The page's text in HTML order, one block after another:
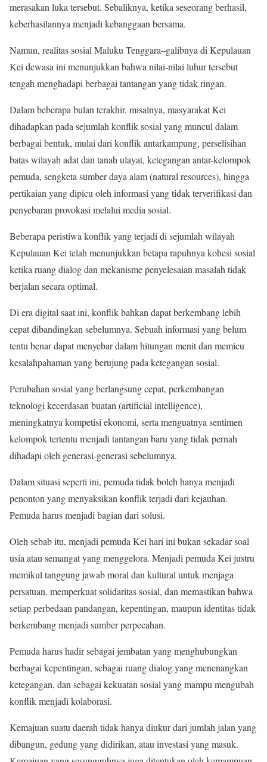
merasakan luka tersebut. Sebaliknya, ketika seseorang berhasil,
keberhasilannya menjadi kebanggaan bersama.
Namun, realitas sosial Maluku Tenggara–galibnya di Kepulauan
Kei dewasa ini menunjukkan bahwa nilai-nilai luhur tersebut
tengah menghadapi berbagai tantangan yang tidak ringan.
Dalam beberapa bulan terakhir, misalnya, masyarakat Kei
dihadapkan pada sejumlah konflik sosial yang muncul dalam
berbagai bentuk, mulai dari konflik antarkampung, perselisihan
batas wilayah adat dan tanah ulayat, ketegangan antar-kelompok
pemuda, sengketa sumber daya alam (natural resources), hingga
pertikaian yang dipicu oleh informasi yang tidak terverifikasi dan
penyebaran provokasi melalui media sosial.
Beberapa peristiwa konflik yang terjadi di sejumlah wilayah
Kepulauan Kei telah menunjukkan betapa rapuhnya kohesi sosial
ketika ruang dialog dan mekanisme penyelesaian masalah tidak
berjalan secara optimal.
Di era digital saat ini, konflik bahkan dapat berkembang lebih
cepat dibandingkan sebelumnya. Sebuah informasi yang belum
tentu benar dapat menyebar dalam hitungan menit dan memicu
kesalahpahaman yang berujung pada ketegangan sosial.
Perubahan sosial yang berlangsung cepat, perkembangan
teknologi kecerdasan buatan (artificial intelligence),
meningkatnya kompetisi ekonomi, serta menguatnya sentimen
kelompok tertentu menjadi tantangan baru yang tidak pernah
dihadapi oleh generasi-generasi sebelumnya.
Dalam situasi seperti ini, pemuda tidak boleh hanya menjadi
penonton yang menyaksikan konflik terjadi dari kejauhan.
Pemuda harus menjadi bagian dari solusi.
Oleh sebab itu, menjadi pemuda Kei hari ini bukan sekadar soal
usia atau semangat yang menggelora. Menjadi pemuda Kei justru
memikul tanggung jawab moral dan kultural untuk menjaga
persatuan, memperkuat solidaritas sosial, dan memastikan bahwa
setiap perbedaan pandangan, kepentingan, maupun identitas tidak
berkembang menjadi sumber perpecahan.
Pemuda harus hadir sebagai jembatan yang menghubungkan
berbagai kepentingan, sebagai ruang dialog yang menenangkan
ketegangan, dan sebagai kekuatan sosial yang mampu mengubah
konflik menjadi kolaborasi.
Kemajuan suatu daerah tidak hanya diukur dari jumlah jalan yang
dibangun, gedung yang didirikan, atau investasi yang masuk.